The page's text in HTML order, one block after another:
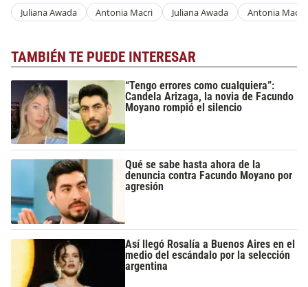
Juliana Awada Antonia Macri Juliana Awada Antonia Macri
TAMBIÉN TE PUEDE INTERESAR
“Tengo errores como cualquiera”:
Candela Arizaga, la novia de Facundo
Moyano rompió el silencio
Qué se sabe hasta ahora de la
denuncia contra Facundo Moyano por
agresión
Así llegó Rosalía a Buenos Aires en el
medio del escándalo por la selección
argentina